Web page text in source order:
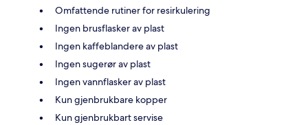
Omfattende rutiner for resirkulering
Ingen brusflasker av plast
Ingen kaffeblandere av plast
Ingen sugerør av plast
Ingen vannflasker av plast
Kun gjenbrukbare kopper
Kun gjenbrukbart servise